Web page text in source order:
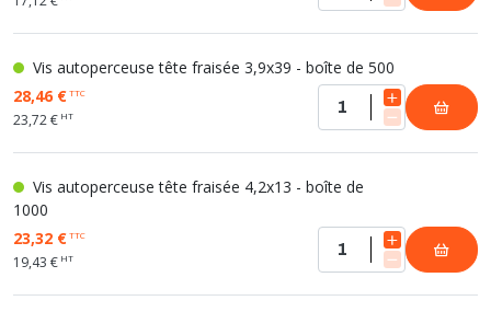
Vis autoperceuse tête fraisée 3,9x39 - boîte de 500
28,46 €TTC
23,72 € HT
Vis autoperceuse tête fraisée 4,2x13 - boîte de
1000
23,32 €TTC
19,43 € HT